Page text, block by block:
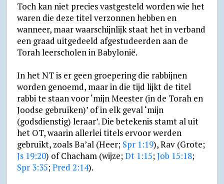
Toch kan niet precies vastgesteld worden wie het
waren die deze titel verzonnen hebben en
wanneer, maar waarschijnlijk staat het in verband
een graad uitgedeeld afgestudeerden aan de
Torah leerscholen in Babylonië.
In het NT is er geen groepering die rabbijnen
worden genoemd, maar in die tijd lijkt de titel
rabbi te staan voor ‘mijn Meester (in de Torah en
Joodse gebruiken)’ of in elk geval ‘mijn
(godsdienstig) leraar’. Die betekenis stamt al uit
het OT, waarin allerlei titels ervoor werden
gebruikt, zoals Ba’al (Heer; Spr 1:19), Rav (Grote;
Js 19:20) of Chacham (wijze;Dt 1:15;Job 15:18;
Spr 3:35;Pred 2:14).